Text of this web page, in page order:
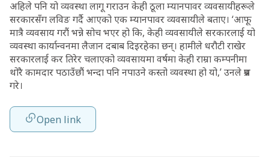
अहिले पनि यो व्यवस्था लागू गराउन केही ठूला म्यानपावर व्यवसायीहरूले
सरकारसँग लविङ गर्दै आएको एक म्यानपावर व्यवसायीले बताए। ‘आफू
मात्रै व्यवसाय गरौं भन्ने सोच भएर हो कि, केही व्यवसायीले सरकारलाई यो
व्यवस्था कार्यान्वनमा लैजान दबाब दिइरहेका छन्। हामीले धरौटी राखेर
सरकारलाई कर तिरेर चलाएको व्यवसायमा वर्षमा केही राम्रा कम्पनीमा
थोरै कामदार पठाउँछौं भन्दा पनि नपाउने कस्तो व्यवस्था हो यो,’ उनले प्रश्न
गरे।
Open link